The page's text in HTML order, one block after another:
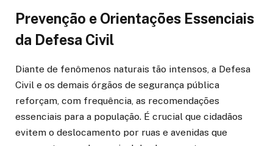
Prevenção e Orientações Essenciais
da Defesa Civil
Diante de fenômenos naturais tão intensos, a Defesa
Civil e os demais órgãos de segurança pública
reforçam, com frequência, as recomendações
essenciais para a população. É crucial que cidadãos
evitem o deslocamento por ruas e avenidas que